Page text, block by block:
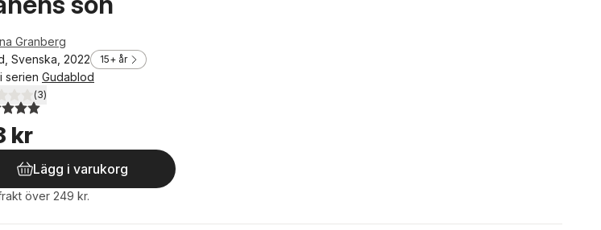
Granberg
Svenska, 2022
15+ år
serien Gudablod
5 stjärnor. Totalt antal röster:
(3)
kr
Lägg i varukorg
över 249 kr.